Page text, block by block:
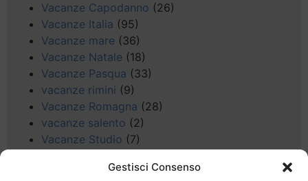
Gestisci Consenso
Vacanze Capodanno (26)
Vacanze Italia (95)
Vacanze mare (36)
Vacanze Natale (18)
Vacanze Pasqua (33)
vacanze rimini (9)
Vacanze Romagna (28)
vacanze salento (2)
Vacanze Studio (7)
(5)